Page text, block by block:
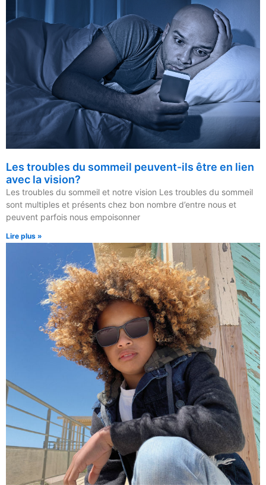
Les troubles du sommeil peuvent-ils être en lien
avec la vision?
Les troubles du sommeil et notre vision Les troubles du sommeil
sont multiples et présents chez bon nombre d’entre nous et
peuvent parfois nous empoisonner
Lire plus »